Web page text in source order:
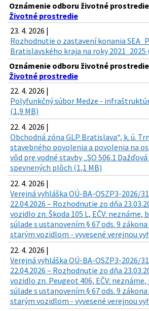
Oznámenie odboru životné
Životné prostredie
23. 4. 2026 |
Rozhodnutie o zastavení konania
Bratislavského kraja na roky 2021_2025
Oznámenie odboru životné prostredie:
Životné prostredie
22. 4. 2026 |
Polyfunkčný súbor Medze -
(1,9 MB)
22. 4. 2026 |
Obchodná zóna GLP Bratislava“, k. ú.
stavebného povolenia a povolenia na
vôd pre vodné stavby „SO 506.1
spevnených plôch (1,1 MB)
22. 4. 2026 |
Verejná vyhláška OÚ-BA-OSZP3-2026/
22.04.2026 – Rozhodnutie zo dňa
vozidlo zn. Škoda 105 L, EČV: neznáme,
súlade s ustanovením § 67 ods. 9
starým vozidlom - vyvesené verejnou
22. 4. 2026 |
Verejná vyhláška OÚ-BA-OSZP3-2026/
22.04.2026 – Rozhodnutie zo dňa
vozidlo zn. Peugeot 406, EČV:
súlade s ustanovením § 67 ods. 9
starým vozidlom - vyvesené verejnou